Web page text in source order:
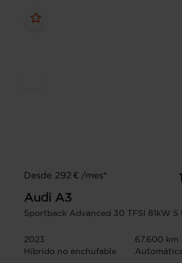
Desde 292 € /mes*
Audi A3
Sportback Advanced 30 TFSI 81kW
2023
67.600 km
Híbrido no enchufable